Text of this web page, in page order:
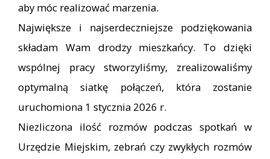
aby móc realizować marzenia.
Największe i najserdeczniejsze podziękowania
składam Wam drodzy mieszkańcy. To dzięki
wspólnej pracy stworzyliśmy, zrealizowaliśmy
optymalną siatkę połączeń, która zostanie
uruchomiona 1 stycznia 2026 r.
Niezliczona ilość rozmów podczas spotkań w
Urzędzie Miejskim, zebrań czy zwykłych rozmów